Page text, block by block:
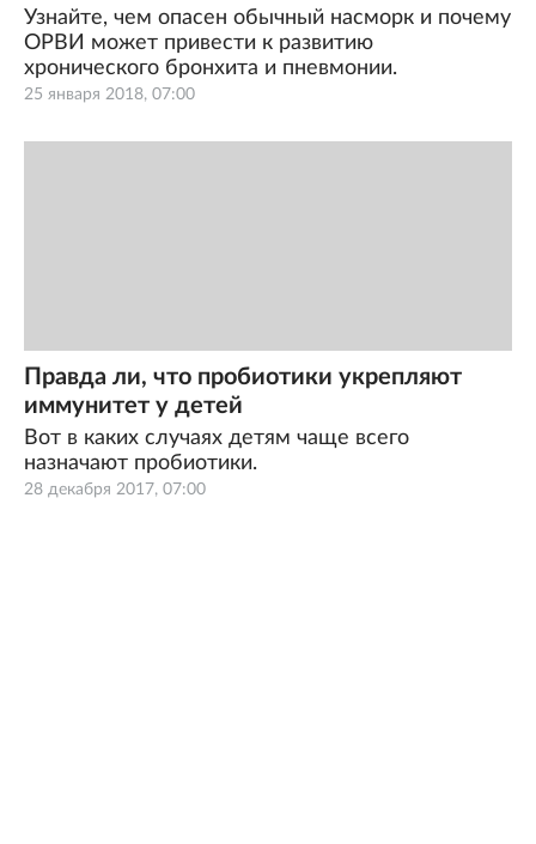
25 января 2018, 07:00
Узнайте, чем опасен обычный насморк и почему
ОРВИ может привести к развитию
хронического бронхита и пневмонии.
28 декабря 2017, 07:00
Правда ли, что пробиотики укрепляют
иммунитет у детей
Вот в каких случаях детям чаще всего
назначают пробиотики.